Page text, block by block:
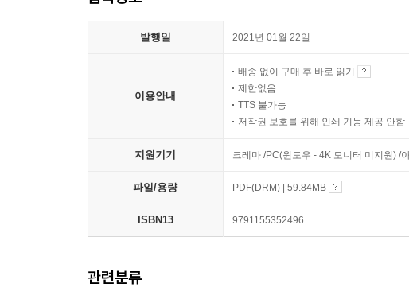
발행일 2021년 01월 22일
이용안내
배송 없이 구매 후 바로 읽기
제한없음
TTS 불가능
저작권 보호를 위해 인쇄 기능 제공 안함
지원기기 크레마 /PC(윈도우 - 4K 모니터 미지원) /
파일/용량 PDF(DRM) | 59.84MB
ISBN13 9791155352496
관련분류